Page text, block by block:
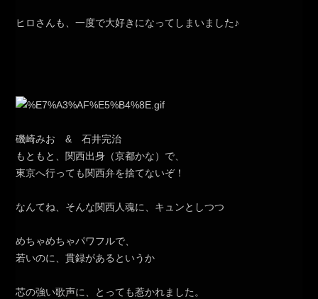
ヒロさんも、一度で大好きになってしまいました♪
磯崎みお & 石井完治
もともと、関西出身（京都かな）で、
東京へ行っても関西弁を捨てないぞ！
なんてね、そんな関西人魂に、キュンとしつつ
めちゃめちゃパワフルで、
若いのに、貫録があるというか
芯の強い歌声に、とっても惹かれました。